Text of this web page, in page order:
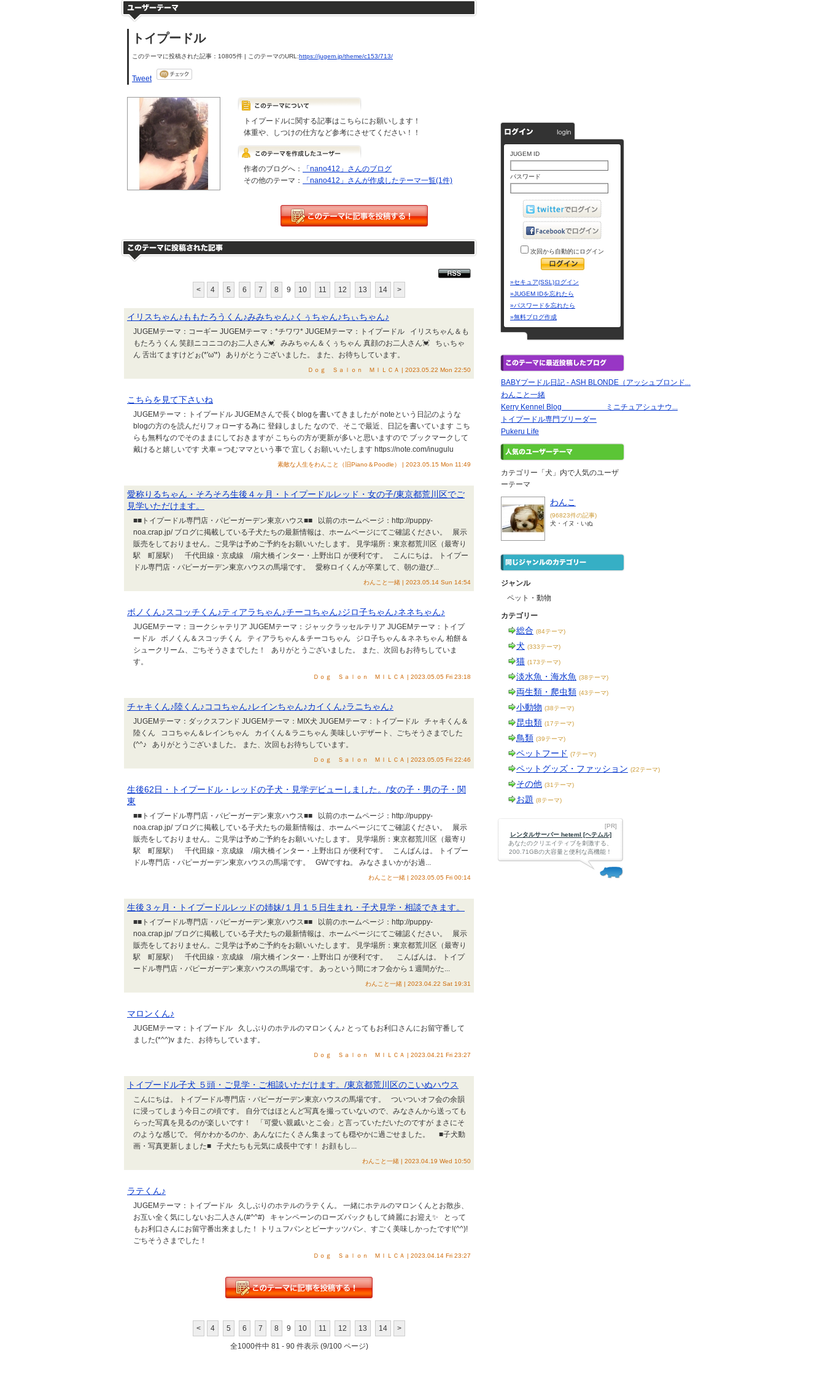
トイプードル
このテーマに投稿された記事：10805件 | このテーマのURL:https://jugem.jp/theme/c153/713/
Tweet
トイプードルに関する記事はこちらにお願いします！
体重や、しつけの仕方など参考にさせてください！！
作者のブログへ：
「nano412」さんのブログ
その他のテーマ：
「nano412」さんが作成したテーマ一覧(1件)
< 4 5 6 7 8 9 10 11 12 13 14 >
イリスちゃん♪ももたろうくん♪みみちゃん♪くぅちゃん♪ちぃちゃん♪
JUGEMテーマ：コーギー JUGEMテーマ：*チワワ* JUGEMテーマ：トイプードル イリスちゃん＆も
もたろうくん 笑顔ニコニコのお二人さん💓 みみちゃん＆くぅちゃん 真顔のお二人さん💓 ちぃちゃ
ん 舌出てますけどぉ(*'ω'*) ありがとうございました。 また、お待ちしています。
Ｄｏｇ Ｓａｌｏｎ ＭＩＬＣＡ | 2023.05.22 Mon 22:50
こちらを見て下さいね
JUGEMテーマ：トイプードル JUGEMさんで長くblogを書いてきましたが noteという日記のような
blogの方のを読んだりフォローする為に 登録しました なので、そこで最近、日記を書いています こち
らも無料なのでそのままにしておきますが こちらの方が更新が多いと思いますので ブックマークして
戴けると嬉しいです 犬車＝つむママという事で 宜しくお願いいたします https://note.com/inugulu
素敵な人生をわんこと（旧Piano＆Poodle） | 2023.05.15 Mon 11:49
愛称りるちゃん・そろそろ生後４ヶ月・トイプードルレッド・女の子/東京都荒川区でご
見学いただけます。
■■トイプードル専門店・パピーガーデン東京ハウス■■ 以前のホームページ：http://puppy-
noa.crap.jp/ ブログに掲載している子犬たちの最新情報は、ホームページにてご確認ください。 展示
販売をしておりません。ご見学は予めご予約をお願いいたします。 見学場所：東京都荒川区（最寄り
駅 町屋駅） 千代田線・京成線 /扇大橋インター・上野出口 が便利です。 こんにちは。 トイプー
ドル専門店・パピーガーデン東京ハウスの馬場です。 愛称ロイくんが卒業して、朝の遊び...
わんこと一緒 | 2023.05.14 Sun 14:54
ボノくん♪スコッチくん♪ティアラちゃん♪チーコちゃん♪ジロ子ちゃん♪ネネちゃん♪
JUGEMテーマ：ヨークシャテリア JUGEMテーマ：ジャックラッセルテリア JUGEMテーマ：トイプ
ードル ボノくん＆スコッチくん ティアラちゃん＆チーコちゃん ジロ子ちゃん＆ネネちゃん 柏餅＆
シュークリーム、ごちそうさまでした！ ありがとうございました。 また、次回もお待ちしていま
す。
Ｄｏｇ Ｓａｌｏｎ ＭＩＬＣＡ | 2023.05.05 Fri 23:18
チャキくん♪陸くん♪ココちゃん♪レインちゃん♪カイくん♪ラニちゃん♪
JUGEMテーマ：ダックスフンド JUGEMテーマ：MIX犬 JUGEMテーマ：トイプードル チャキくん＆
陸くん ココちゃん＆レインちゃん カイくん＆ラニちゃん 美味しいデザート、ごちそうさまでした
(^^♪ ありがとうございました。 また、次回もお待ちしています。
Ｄｏｇ Ｓａｌｏｎ ＭＩＬＣＡ | 2023.05.05 Fri 22:46
生後62日・トイプードル・レッドの子犬・見学デビューしました。/女の子・男の子・関
東
■■トイプードル専門店・パピーガーデン東京ハウス■■ 以前のホームページ：http://puppy-
noa.crap.jp/ ブログに掲載している子犬たちの最新情報は、ホームページにてご確認ください。 展示
販売をしておりません。ご見学は予めご予約をお願いいたします。 見学場所：東京都荒川区（最寄り
駅 町屋駅） 千代田線・京成線 /扇大橋インター・上野出口 が便利です。 こんばんは。 トイプー
ドル専門店・パピーガーデン東京ハウスの馬場です。 GWですね。 みなさまいかがお過...
わんこと一緒 | 2023.05.05 Fri 00:14
生後３ヶ月・トイプードルレッドの姉妹/１月１５日生まれ・子犬見学・相談できます。
■■トイプードル専門店・パピーガーデン東京ハウス■■ 以前のホームページ：http://puppy-
noa.crap.jp/ ブログに掲載している子犬たちの最新情報は、ホームページにてご確認ください。 展示
販売をしておりません。ご見学は予めご予約をお願いいたします。 見学場所：東京都荒川区（最寄り
駅 町屋駅） 千代田線・京成線 /扇大橋インター・上野出口 が便利です。 こんばんは。 トイプ
ードル専門店・パピーガーデン東京ハウスの馬場です。 あっという間にオフ会から１週間がた...
わんこと一緒 | 2023.04.22 Sat 19:31
マロンくん♪
JUGEMテーマ：トイプードル 久しぶりのホテルのマロンくん♪ とってもお利口さんにお留守番して
ました(*^^)v また、お待ちしています。
Ｄｏｇ Ｓａｌｏｎ ＭＩＬＣＡ | 2023.04.21 Fri 23:27
トイプードル子犬 ５頭・ご見学・ご相談いただけます。/東京都荒川区のこいぬハウス
こんにちは。 トイプードル専門店・パピーガーデン東京ハウスの馬場です。 ついついオフ会の余韻
に浸ってしまう今日この頃です。 自分ではほとんど写真を撮っていないので、みなさんから送っても
らった写真を見るのが楽しいです！ 「可愛い親戚いとこ会」と言っていただいたのですが まさにそ
のような感じで。 何かわかるのか、あんなにたくさん集まっても穏やかに過ごせました。 ■子犬動
画・写真更新しました■ 子犬たちも元気に成長中です！ お顔もし...
わんこと一緒 | 2023.04.19 Wed 10:50
ラテくん♪
JUGEMテーマ：トイプードル 久しぶりのホテルのラテくん。 一緒にホテルのマロンくんとお散歩、
お互い全く気にしないお二人さん(#^^#) キャンペーンのローズパックもして綺麗にお迎え✨ とって
もお利口さんにお留守番出来ました！ トリュフパンとピーナッツパン、すごく美味しかったです!(^^)!
ごちそうさまでした！
Ｄｏｇ Ｓａｌｏｎ ＭＩＬＣＡ | 2023.04.14 Fri 23:27
< 4 5 6 7 8 9 10 11 12 13 14 >
全1000件中 81 - 90 件表示 (9/100 ページ)
JUGEM ID
パスワード
次回から自動的にログイン
»セキュア(SSL)ログイン
»JUGEM IDを忘れたら
»パスワードを忘れたら
»無料ブログ作成
BABYプードル日記 - ASH BLONDE（アッシュブロンド...
わんこと一緒
Kerry Kennel Blog ミニチュアシュナウ...
トイプードル専門ブリーダー
Pukeru Life
カテゴリー「犬」内で人気のユーザ
ーテーマ
わんこ
(96823件の記事)
犬・イヌ・いぬ
ジャンル
ペット・動物
カテゴリー
総合 (84テーマ)
犬 (333テーマ)
猫 (173テーマ)
淡水魚・海水魚 (38テーマ)
両生類・爬虫類 (43テーマ)
小動物 (38テーマ)
昆虫類 (17テーマ)
鳥類 (39テーマ)
ペットフード (7テーマ)
ペットグッズ・ファッション (22テーマ)
その他 (31テーマ)
お題 (8テーマ)
[PR]
レンタルサーバー heteml [ヘテムル]
あなたのクリエイティブを刺激する、
200.71GBの大容量と便利な高機能！